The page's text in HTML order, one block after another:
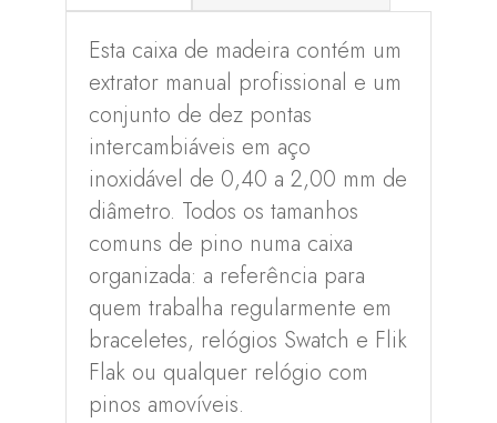
Esta caixa de madeira contém um
extrator manual profissional e um
conjunto de dez pontas
intercambiáveis em aço
inoxidável de 0,40 a 2,00 mm de
diâmetro. Todos os tamanhos
comuns de pino numa caixa
organizada: a referência para
quem trabalha regularmente em
braceletes, relógios Swatch e Flik
Flak ou qualquer relógio com
pinos amovíveis.